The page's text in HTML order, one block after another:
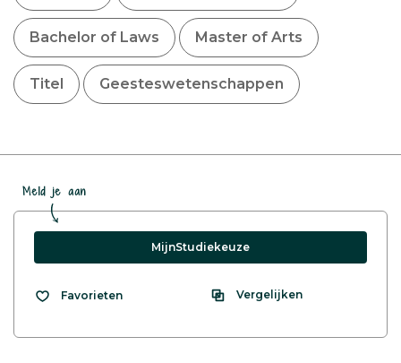
Bachelor of Laws Master of Arts
Titel Geesteswetenschappen
Meld je aan
MijnStudiekeuze
Favorieten Vergelijken